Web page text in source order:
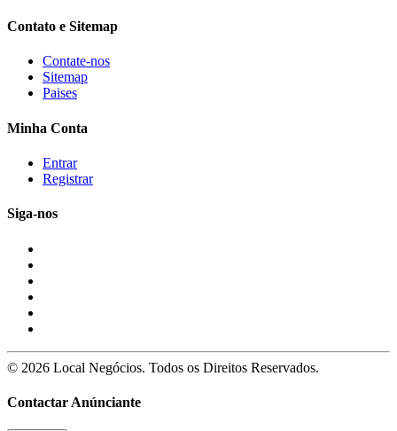
Contato e Sitemap
Contate-nos
Sitemap
Paises
Minha Conta
Entrar
Registrar
Siga-nos
© 2026 Local Negócios. Todos os Direitos Reservados.
Contactar Anúnciante